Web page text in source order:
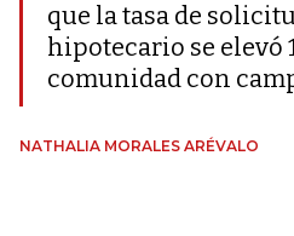
que la tasa de
hipotecario se elevó
comunidad con
NATHALIA MORALES ARÉVALO